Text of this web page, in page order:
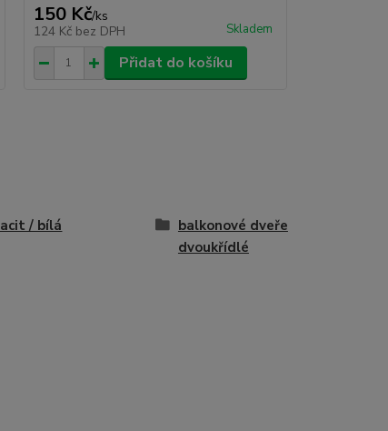
150 Kč/ks
124 Kč bez DPH Skladem
Přidat do košíku
/ bílá
balkonové dveře
dvoukřídlé